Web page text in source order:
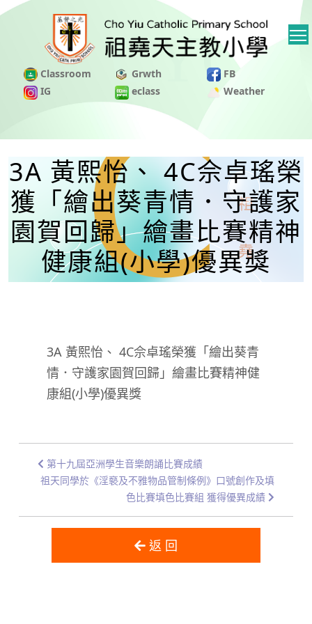
Classroom Grwth
FB
IG
eclass Weather
3A 黃熙怡、 4C佘卓瑤榮
獲「繪出葵青情．守護家
園賀回歸」繪畫比賽精神
健康組(小學)優異獎
3A 黃熙怡、 4C佘卓瑤榮獲「繪出葵青
情．守護家園賀回歸」繪畫比賽精神健
康組(小學)優異獎
第十九屆亞洲學生音樂朗誦比賽成績
祖天同學於《淫褻及不雅物品管制條例》口號創作及填
色比賽填色比賽組 獲得優異成績
返 回